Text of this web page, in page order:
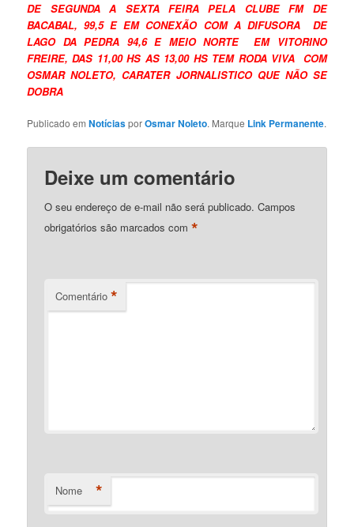
DE SEGUNDA A SEXTA FEIRA PELA CLUBE FM DE
BACABAL, 99,5 E EM CONEXÃO COM A DIFUSORA DE
LAGO DA PEDRA 94,6 E MEIO NORTE EM VITORINO
FREIRE, DAS 11,00 HS AS 13,00 HS TEM RODA VIVA COM
OSMAR NOLETO, CARATER JORNALISTICO QUE NÃO SE
DOBRA
Publicado emNotíciasporOsmar Noleto. Marque Link Permanente.
Deixe um comentário
O seu endereço de e-mail não será publicado. Campos
obrigatórios são marcados com*
Comentário *
Nome *